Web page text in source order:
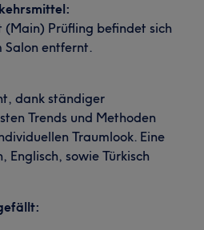
Prüfling befindet sich
Salon entfernt.
dank ständiger
Trends und Methoden
Traumlook. Eine
Englisch, sowie Türkisch